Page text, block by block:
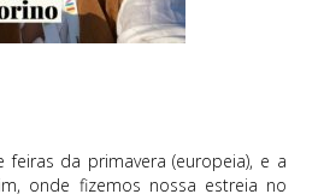
da primavera (europeia), e a
onde fizemos nossa estreia no